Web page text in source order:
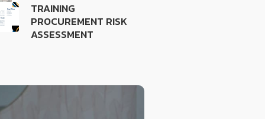
TRAINING
PROCUREMENT RISK
ASSESSMENT